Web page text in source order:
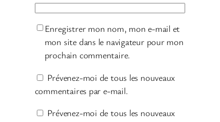
Enregistrer mon nom, mon e-mail et
mon site dans le navigateur pour mon
prochain commentaire.
Prévenez-moi de tous les nouveaux
commentaires par e-mail.
Prévenez-moi de tous les nouveaux